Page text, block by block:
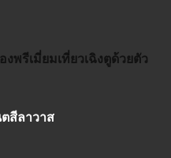
งพรีเมี่ยมเที่ยวเฉิงตูด้วยตัว
สีลาวาส